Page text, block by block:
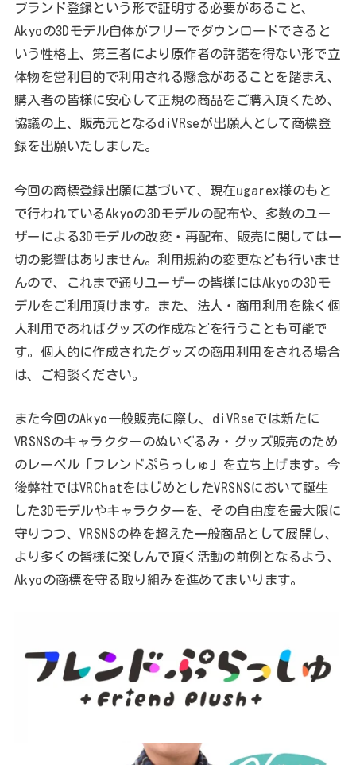
ブランド登録という形で証明する必要があること、
Akyoの3Dモデル自体がフリーでダウンロードできると
いう性格上、第三者により原作者の許諾を得ない形で立
体物を営利目的で利用される懸念があることを踏まえ、
購入者の皆様に安心して正規の商品をご購入頂くため、
協議の上、販売元となるdiVRseが出願人として商標登
録を出願いたしました。
今回の商標登録出願に基づいて、現在ugarex様のもと
で行われているAkyoの3Dモデルの配布や、多数のユー
ザーによる3Dモデルの改変・再配布、販売に関しては一
切の影響はありません。利用規約の変更なども行いませ
んので、これまで通りユーザーの皆様にはAkyoの3Dモ
デルをご利用頂けます。また、法人・商用利用を除く個
人利用であればグッズの作成などを行うことも可能で
す。個人的に作成されたグッズの商用利用をされる場合
は、ご相談ください。
また今回のAkyo一般販売に際し、diVRseでは新たに
VRSNSのキャラクターのぬいぐるみ・グッズ販売のため
のレーベル「フレンドぷらっしゅ」を立ち上げます。今
後弊社ではVRChatをはじめとしたVRSNSにおいて誕生
した3Dモデルやキャラクターを、その自由度を最大限に
守りつつ、VRSNSの枠を超えた一般商品として展開し、
より多くの皆様に楽しんで頂く活動の前例となるよう、
Akyoの商標を守る取り組みを進めてまいります。